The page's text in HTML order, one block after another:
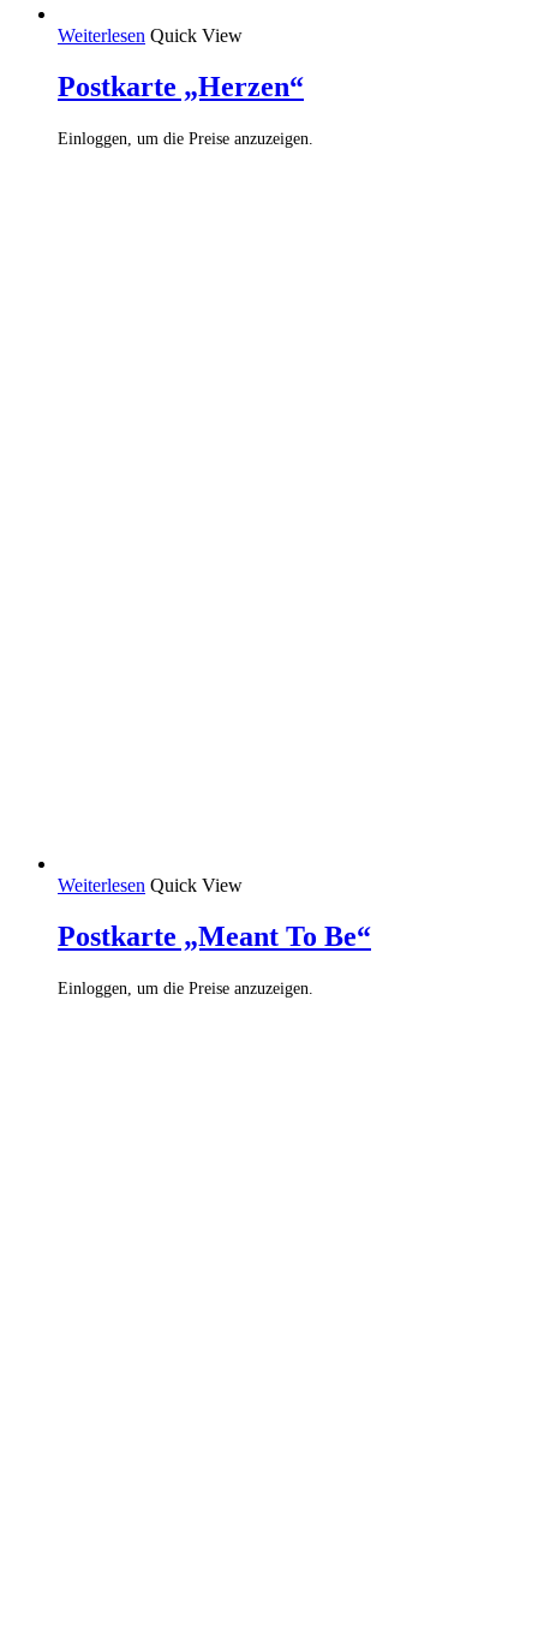
Weiterlesen Quick View
Postkarte „Herzen“
Einloggen, um die Preise anzuzeigen.
Weiterlesen Quick View
Postkarte „Meant To Be“
Einloggen, um die Preise anzuzeigen.